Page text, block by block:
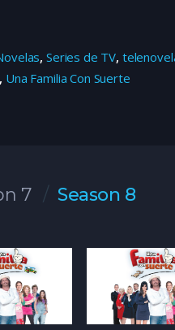
, Series de TV,
, Una Familia Con Suerte
7
Season 8